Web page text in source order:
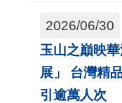
2026/06/30
玉山之巔映
展」 台灣精
引逾萬人次